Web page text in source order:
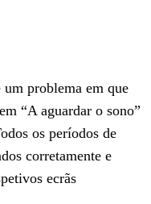
problema em que
“A aguardar o sono”
os períodos de
corretamente e
ecrãs